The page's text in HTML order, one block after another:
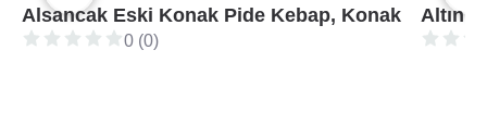
Alsancak Eski Konak Pide Kebap, Konak
0 (0)
Altın